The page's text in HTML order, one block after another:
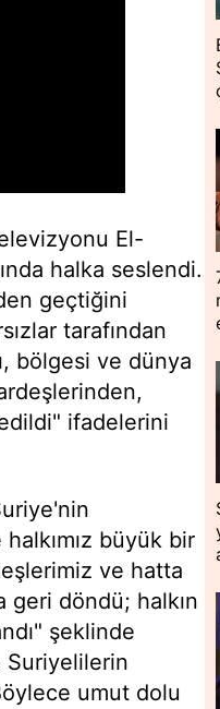
El-
halka seslendi.
geçtiğini
tarafından
bölgesi ve dünya
ifadelerini
büyük bir
ve hatta
geri döndü; halkın
şeklinde
Suriyelilerin
umut dolu